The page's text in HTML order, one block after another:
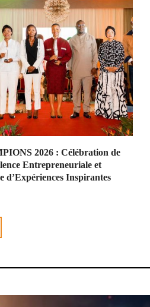
2026 : Célébration de
Entrepreneuriale et
d’Expériences Inspirantes